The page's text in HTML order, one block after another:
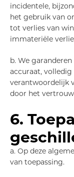
incidentele,
het gebruik van
tot verlies van
immateriële
b. We
accuraat, volledig
verantwoordelijk
door het
6.
a. Op deze
van toepassing.